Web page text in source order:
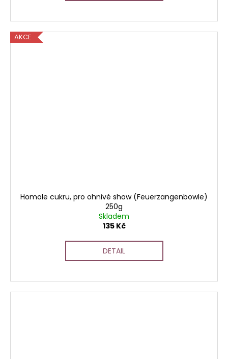
AKCE
Homole cukru, pro ohnivé show (Feuerzangenbowle)
250g
Skladem
135 Kč
DETAIL